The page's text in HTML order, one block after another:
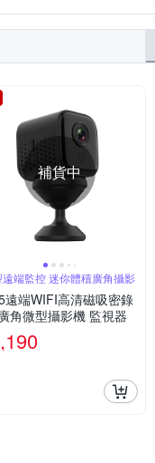
補貨中
端監控 迷你體積廣角攝影
遠端WIFI高清磁吸密錄
角微型攝影機 監視器